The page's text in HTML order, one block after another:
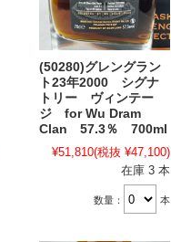
(50280)グレングラン
ト23年2000 シグナ
トリー ヴィンテー
ジ for Wu Dram
Clan 57.3％ 700ml
¥51,810(税抜 ¥47,100)
在庫 3 本
数量： 本